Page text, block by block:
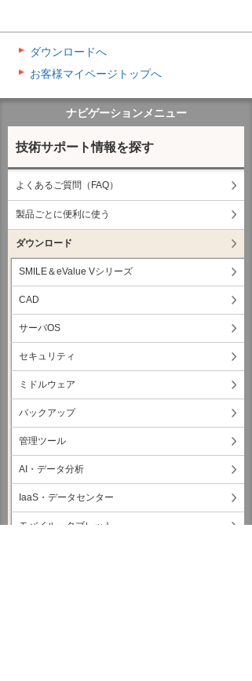
ダウンロードへ
お客様マイページトップへ
ナビゲーションメニュー
技術サポート情報を探す
よくあるご質問（FAQ）
製品ごとに便利に使う
ダウンロード
SMILE＆eValue Vシリーズ
CAD
サーバOS
セキュリティ
ミドルウェア
バックアップ
管理ツール
AI・データ分析
IaaS・データセンター
モバイル・タブレット